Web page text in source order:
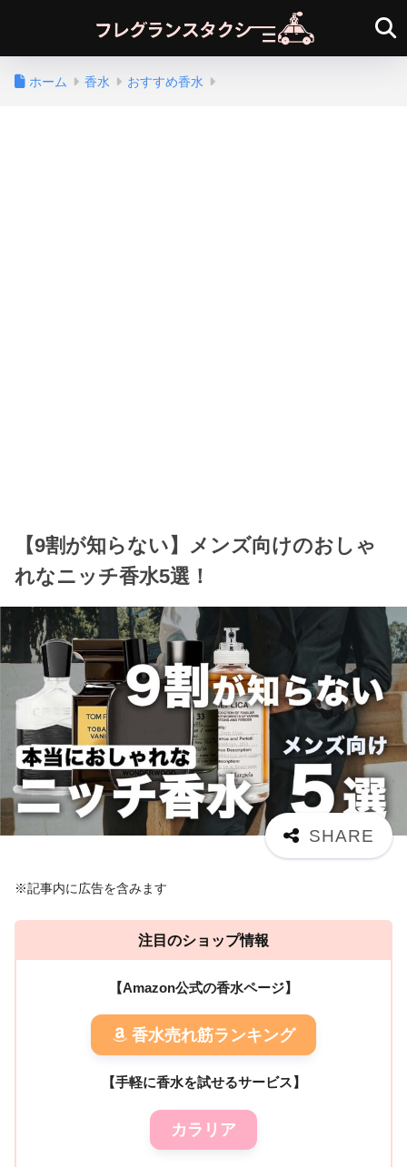
ホーム 香水 おすすめ香水
【9割が知らない】メンズ向けのおしゃ
れなニッチ香水5選！
※記事内に広告を含みます
注目のショップ情報
【Amazon公式の香水ページ】
香水売れ筋ランキング
【手軽に香水を試せるサービス】
カラリア